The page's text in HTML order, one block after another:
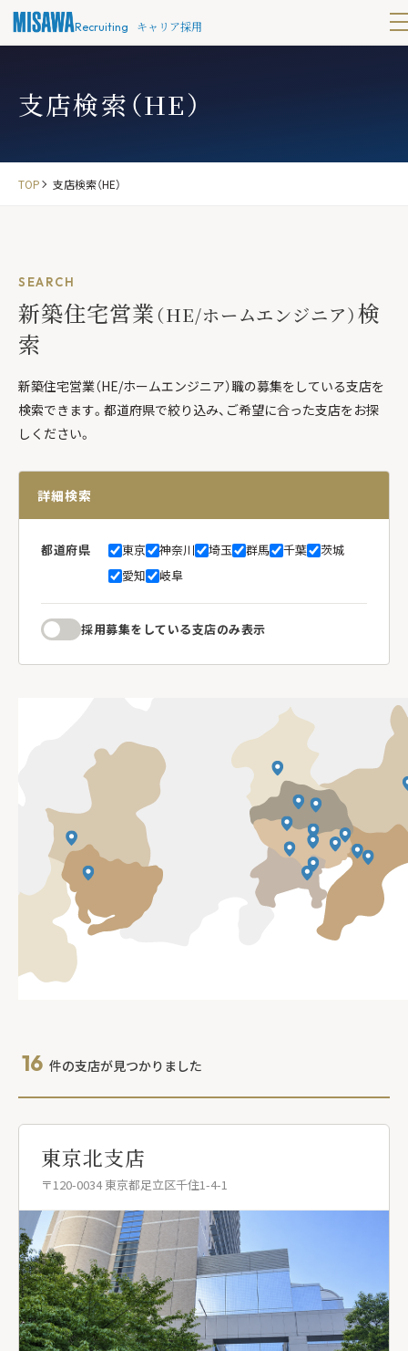
Recruiting キャリア採用
支店検索（HE）
TOP 支店検索（HE）
SEARCH
新築住宅営業 （HE/ホームエンジニア）検
索
新築住宅営業（HE/ホームエンジニア）職の募集をしている支店を
検索できます。都道府県で絞り込み、ご希望に合った支店をお探
しください。
詳細検索
都道府県 東京 神奈川 埼玉 群馬 千葉
茨城
愛知
岐阜
採用募集をしている支店のみ表示
16 件の支店が見つかりました
東京北支店
〒120-0034 東京都足立区千住1-4-1